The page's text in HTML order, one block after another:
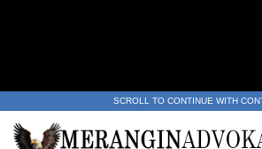
SCROLL TO CONTINUE WITH